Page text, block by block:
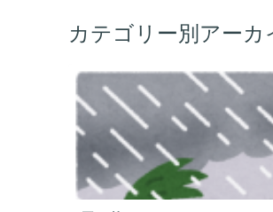
カテゴリー別アーカ